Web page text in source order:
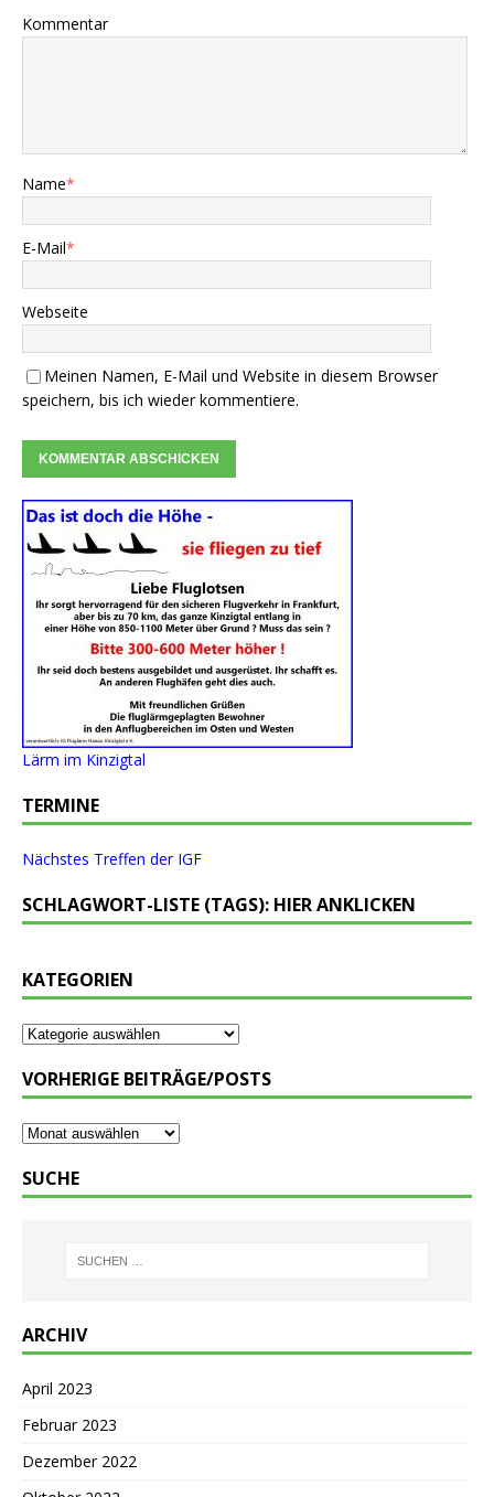
Kommentar
Name*
E-Mail*
Webseite
Meinen Namen, E-Mail und Website in diesem Browser
speichern, bis ich wieder kommentiere.
Lärm im Kinzigtal
TERMINE
Nächstes Treffen der IGF
SCHLAGWORT-LISTE (TAGS): HIER ANKLICKEN
KATEGORIEN
VORHERIGE BEITRÄGE/POSTS
SUCHE
ARCHIV
April 2023
Februar 2023
Dezember 2022